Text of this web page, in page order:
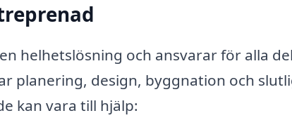
helhetslösning och ansvarar för alla
planering, design, byggnation och
kan vara till hjälp: